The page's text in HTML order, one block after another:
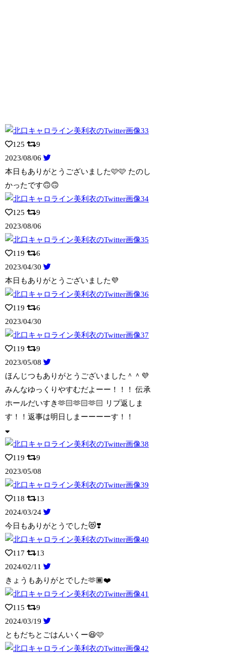
125
9
2023/08/06
本日もありがとうございました🩷🩷 たのし
かったです🙃🙃
125
9
2023/08/06
119
6
2023/04/30
本日もありがとうございました💜
119
6
2023/04/30
119
9
2023/05/08
ほんじつもありがとうございました＾＾💜
みんなゆっくりやすむだよーー！！！ 伝承
ホールだいすき🫶🏻🫶🏻🫶🏻 リプ返しま
す！！返事は明日しまーーーーす！！
119
9
2023/05/08
118
13
2024/03/24
今日もありがとうでした😻❣️
117
13
2024/02/11
きょうもありがとでした🫶🏾❤️
115
9
2024/03/19
ともだちとごはんいくー😆🩷